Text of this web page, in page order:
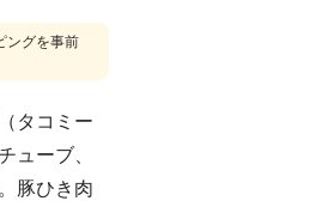
ングを事前
タコミー
ューブ、
豚ひき肉